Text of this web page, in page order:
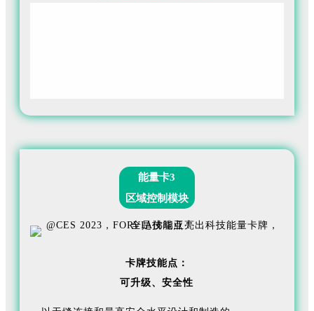
能量卡3
区域控制模块
卡牌技能点：
可升级、安全性